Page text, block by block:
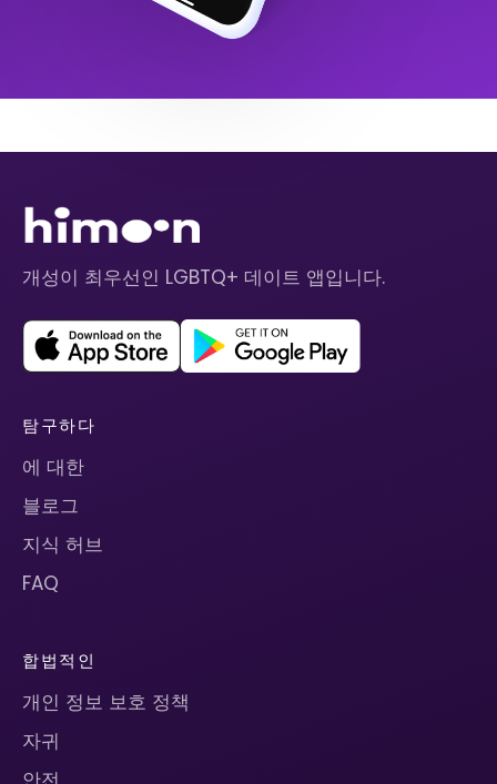
개성이 최우선인 LGBTQ+ 데이트 앱입니다.
탐구하다
에 대한
블로그
지식 허브
FAQ
합법적인
개인 정보 보호 정책
자귀